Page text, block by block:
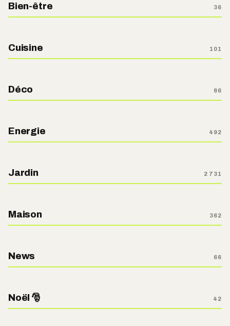
Bien-être 36
Cuisine 101
Déco 86
Energie 492
Jardin 2 731
Maison 362
News 66
Noël 🎅 42